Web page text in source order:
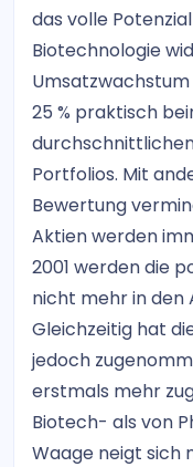
das volle
Biotechnologie
25 % praktisch
Portfolios. Mit
Bewertung
Aktien werden
2001 werden die
nicht mehr in den
Gleichzeitig hat
jedoch
erstmals mehr
Biotech- als von
Waage neigt sich